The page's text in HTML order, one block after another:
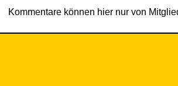
Kommentare können hier nur von